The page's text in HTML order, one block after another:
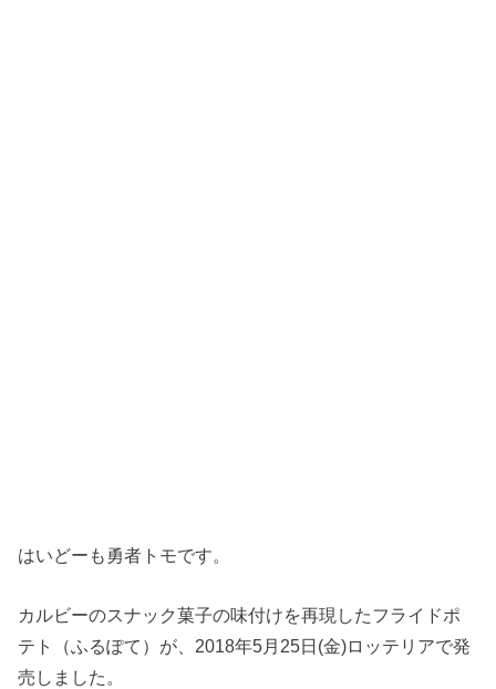
はいどーも勇者トモです。
カルビーのスナック菓子の味付けを再現したフライドポ
テト（ふるぽて）が、2018年5月25日(金)ロッテリアで発
売しました。